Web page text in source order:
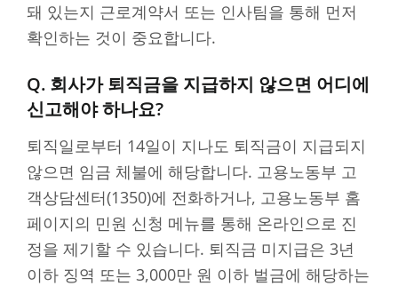
돼 있는지 근로계약서 또는 인사팀을 통해 먼저
확인하는 것이 중요합니다.
Q. 회사가 퇴직금을 지급하지 않으면 어디에
신고해야 하나요?
퇴직일로부터 14일이 지나도 퇴직금이 지급되지
않으면 임금 체불에 해당합니다. 고용노동부 고
객상담센터(1350)에 전화하거나, 고용노동부 홈
페이지의 민원 신청 메뉴를 통해 온라인으로 진
정을 제기할 수 있습니다. 퇴직금 미지급은 3년
이하 징역 또는 3,000만 원 이하 벌금에 해당하는